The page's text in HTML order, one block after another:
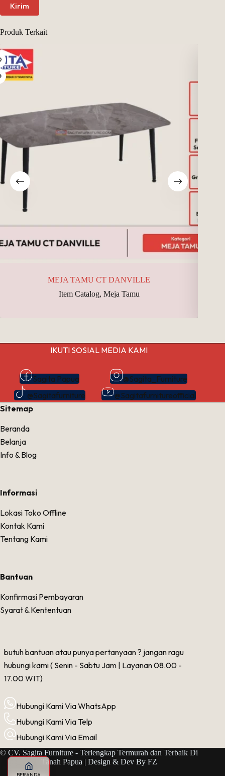
Kirim
Produk Terkait
MEJA TAMU CT DANVILLE
Item Catalog, Meja Tamu
IKUTI SOSIAL MEDIA KAMI
Sagita Papua
@Sagita_Furniture
@Sagitafurniture
@Sagitafurnitureofficial
Sitemap
Beranda
Belanja
Info & Blog
Informasi
Lokasi Toko Offline
Kontak Kami
Tentang Kami
Bantuan
Konfirmasi Pembayaran
Syarat & Kententuan
butuh bantuan atau punya pertanyaan ? jangan ragu
hubungi kami ( Senin - Sabtu Jam | Layanan 08.00 -
17.00 WIT)
Hubungi Kami Via WhatsApp
Hubungi Kami Via Telp
Hubungi Kami Via Email
© CV. Sagita Furniture - Terlengkap Termurah dan Terbaik Di
Tanah Papua | Design & Dev By FZ